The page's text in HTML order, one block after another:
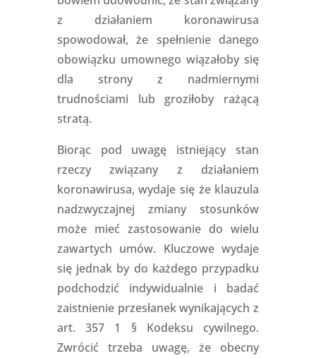
z działaniem koronawirusa
spowodował, że spełnienie danego
obowiązku umownego wiązałoby się
dla strony z nadmiernymi
trudnościami lub groziłoby rażącą
stratą.
Biorąc pod uwagę istniejący stan
rzeczy związany z działaniem
koronawirusa, wydaje się że klauzula
nadzwyczajnej zmiany stosunków
może mieć zastosowanie do wielu
zawartych umów. Kluczowe wydaje
się jednak by do każdego przypadku
podchodzić indywidualnie i badać
zaistnienie przesłanek wynikających z
art. 357 1 § Kodeksu cywilnego.
Zwrócić trzeba uwagę, że obecny